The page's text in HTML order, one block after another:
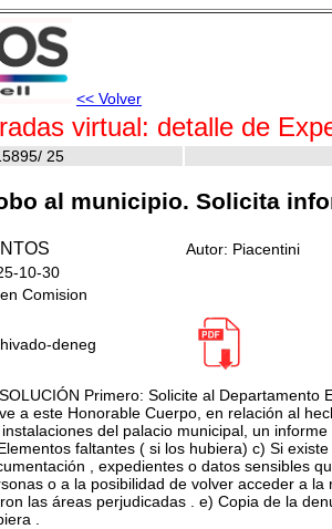
<< Volver
virtual: detalle de
25
al municipio. Solicita
Autor: Piacentini
10-30
Comision
deneg
Primero: Solicite al Departamento
a este Honorable Cuerpo, en relación al
instalaciones del palacio municipal, un
faltantes ( si los hubiera) c) Si
, expedientes o datos sensibles
o a la posibilidad de volver acceder a la
las áreas perjudicadas . e) Copia de la
.